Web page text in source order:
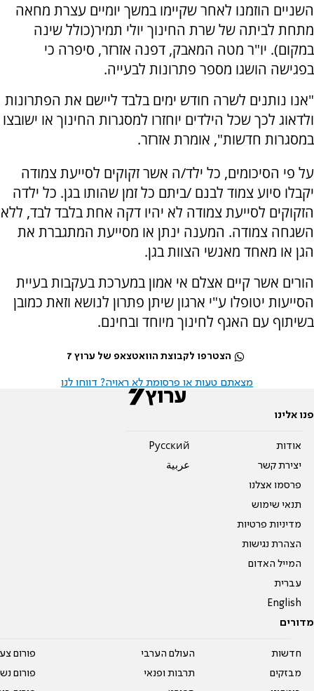
השניים הוזמנו לאחר שקיימו במשך יומיים עצרת מחאה
מתחת לביתה של שרת החינוך יולי תמיר(כולל שינה
במקום). יו"ר מטה המאבק, דפנה אזרזר, סיפרה כי
בפגישה הושגו מספר פתרונות לבעייה.
"אנו נותנים לשרה חודש ימים בלבד ליישם את הפתרונות
ולדאוג לכך שכל הילדים יוחזרו למסגרות החינוך או ישובצו
במסגרות חדשות", אומרת אזרזר.
על פי הסיכומים, כל ילד/ה אשר זקוקים לסייעת צמודה
יקבלו סיוע צמוד לבנם /ביתם כל זמן שהותו בגן. כל ילדה
הזקוקים לסייעת צמודה לא יהיו דקה אחת בלבד לבד, ללא
השגחה צמודה. המענה ינתן או מסייעת המתגברת את
הגן או מאחד מאנשי הצוות בגן.
הורים אשר קיים אצלם אי אמון במערכת בעקבות בעיית
הסייעות יטופלו ע"י ארגון שיתן פתרון לנושא וזאת כמובן
בשיתוף עם האגף לחינוך מיוחד ובחינם.
הצטרפו לקבוצת הוואטצאפ של ערוץ 7
מצאתם טעות או פרסומת לא ראויה? דווחו לנו
פנו אלינו
אודות
יצירת קשר
פרסמו אצלנו
תנאי שימוש
מדיניות פרטיות
הצהרת נגישות
המייל האדום
עברית
English
Pусский
عربية
מדורים
חדשות
מבזקים
העולם הערבי
תרבות ופנאי
פורום
פורום